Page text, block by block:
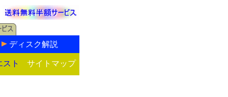
ディスク解説
スト サイトマップ